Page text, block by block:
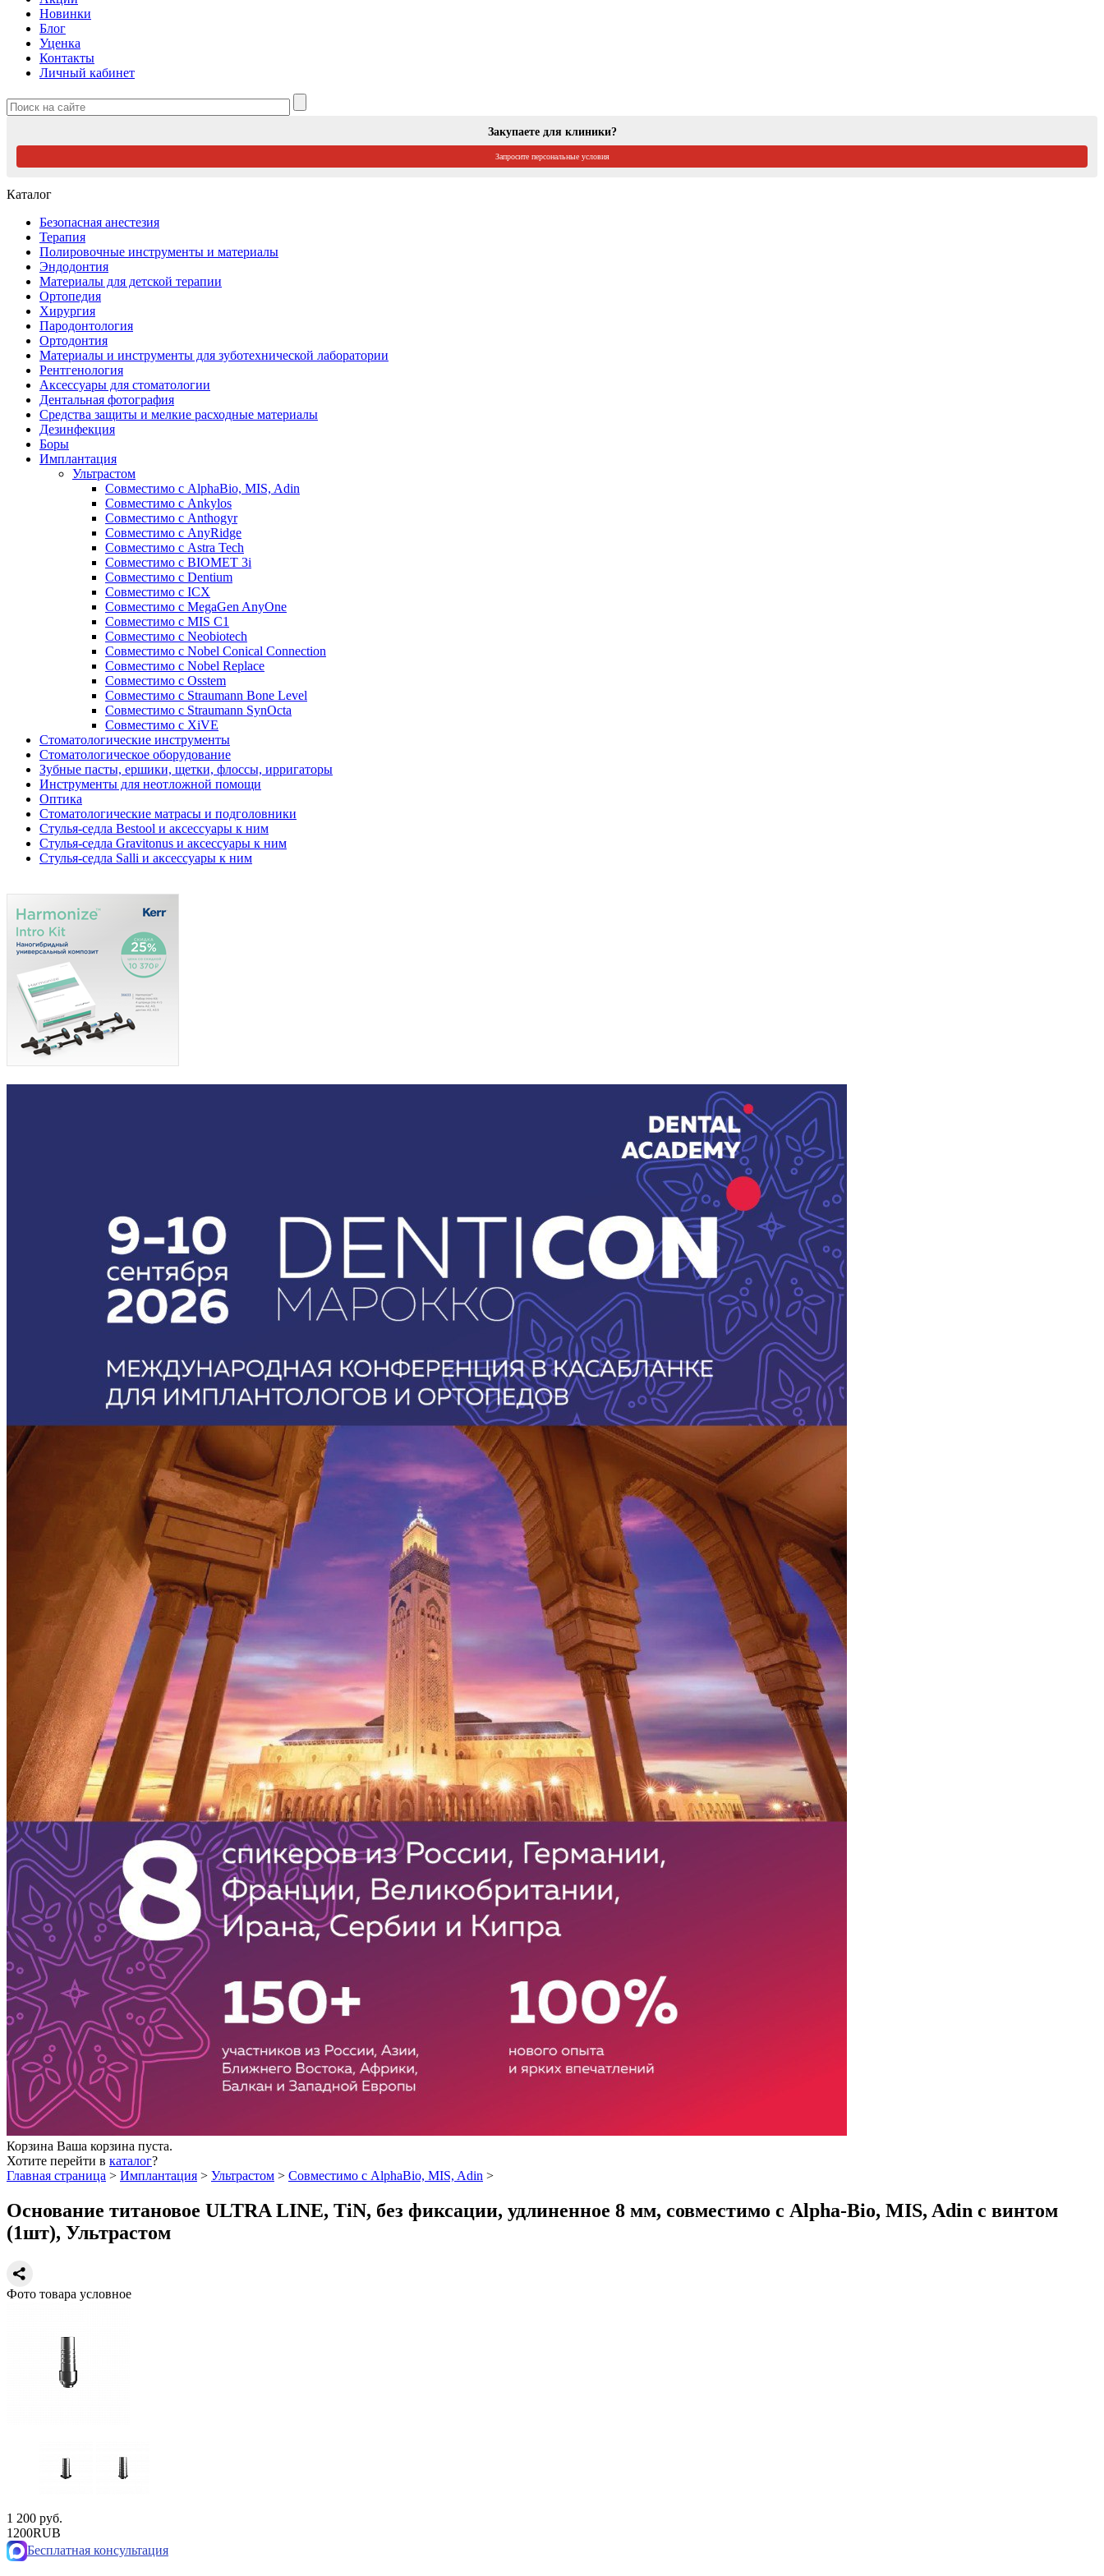
Новинки
Блог
Уценка
Контакты
Личный кабинет
Закупаете для клиники?
Запросите персональные условия
Каталог
Безопасная анестезия
Терапия
Полировочные инструменты и материалы
Эндодонтия
Материалы для детской терапии
Ортопедия
Хирургия
Пародонтология
Ортодонтия
Материалы и инструменты для зуботехнической лаборатории
Рентгенология
Аксессуары для стоматологии
Дентальная фотография
Средства защиты и мелкие расходные материалы
Дезинфекция
Боры
Имплантация
Ультрастом
Совместимо с AlphaBio, MIS, Adin
Совместимо с Ankylos
Совместимо с Anthogyr
Совместимо с AnyRidge
Совместимо с Astra Tech
Совместимо с BIOMET 3i
Совместимо с Dentium
Совместимо с ICX
Совместимо с MegaGen AnyOne
Совместимо с MIS С1
Совместимо с Neobiotech
Совместимо с Nobel Conical Connection
Совместимо с Nobel Replace
Совместимо с Osstem
Совместимо с Straumann Bone Level
Совместимо с Straumann SynOcta
Совместимо с XiVE
Стоматологические инструменты
Стоматологическое оборудование
Зубные пасты, ершики, щетки, флоссы, ирригаторы
Инструменты для неотложной помощи
Оптика
Стоматологические матрасы и подголовники
Стулья-седла Bestool и аксессуары к ним
Стулья-седла Gravitonus и аксессуары к ним
Стулья-седла Salli и аксессуары к ним
Корзина Ваша корзина пуста.
Хотите перейти в каталог?
Главная страница > Имплантация > Ультрастом > Совместимо с AlphaBio, MIS, Adin >
Основание титановое ULTRA LINE, TiN, без фиксации, удлиненное 8 мм, совместимо с Alpha-Bio, MIS, Adin с винтом
(1шт), Ультрастом
Фото товара условное
1 200 руб.
1200RUB
Бесплатная консультация